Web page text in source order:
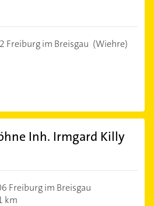
Freiburg im Breisgau (Wiehre)
Inh. Irmgard Killy
Freiburg im Breisgau
km